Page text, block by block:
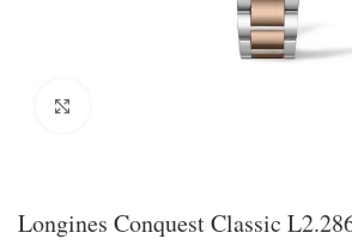
Longines Conquest Classic